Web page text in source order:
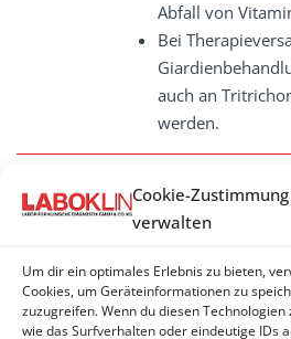
Cookie-Zustimmung
verwalten
Um dir ein optimales Erlebnis zu bieten,
Cookies, um Geräteinformationen zu
zuzugreifen. Wenn du diesen
wie das Surfverhalten oder eindeutige IDs
Abfall von
Bei
auch an
werden.
Giardia sp. - Antigen (EIA)
Giardien - Antigen (IFAT)